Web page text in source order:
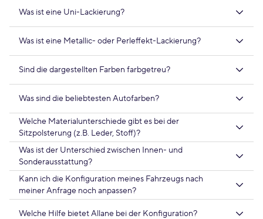
Was ist eine Uni-Lackierung?
Was ist eine Metallic- oder Perleffekt-Lackierung?
Sind die dargestellten Farben farbgetreu?
Was sind die beliebtesten Autofarben?
Welche Materialunterschiede gibt es bei der
Sitzpolsterung (z.B. Leder, Stoff)?
Was ist der Unterschied zwischen Innen- und
Sonderausstattung?
Kann ich die Konfiguration meines Fahrzeugs nach
meiner Anfrage noch anpassen?
Welche Hilfe bietet Allane bei der Konfiguration?